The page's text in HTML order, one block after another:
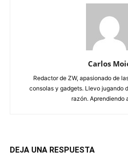
Carlos
Redactor de ZW, apasionado de
consolas y gadgets. Llevo jugando
razón. Aprendiendo
DEJA UNA RESPUESTA